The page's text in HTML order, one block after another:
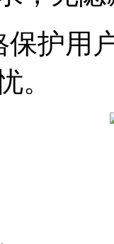
保护用
。